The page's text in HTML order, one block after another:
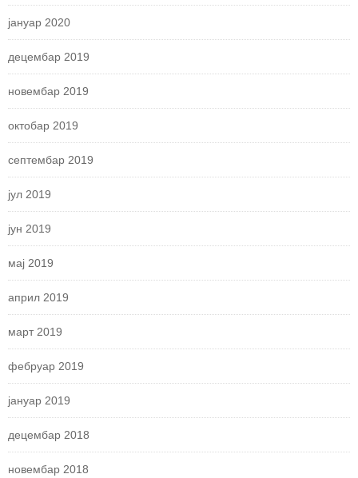
јануар 2020
децембар 2019
новембар 2019
октобар 2019
септембар 2019
јул 2019
јун 2019
мај 2019
април 2019
март 2019
фебруар 2019
јануар 2019
децембар 2018
новембар 2018